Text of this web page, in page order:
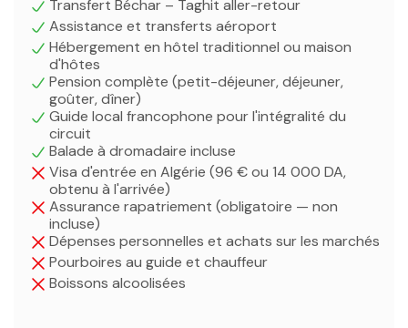
Transfert Béchar – Taghit aller-retour
Assistance et transferts aéroport
Hébergement en hôtel traditionnel ou maison
d'hôtes
Pension complète (petit-déjeuner, déjeuner,
goûter, dîner)
Guide local francophone pour l'intégralité du
circuit
Balade à dromadaire incluse
Visa d'entrée en Algérie (96 € ou 14 000 DA,
obtenu à l'arrivée)
Assurance rapatriement (obligatoire — non
incluse)
Dépenses personnelles et achats sur les marchés
Pourboires au guide et chauffeur
Boissons alcoolisées